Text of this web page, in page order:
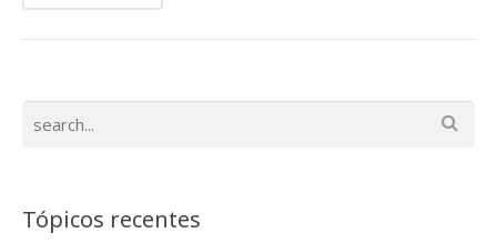
Tópicos recentes